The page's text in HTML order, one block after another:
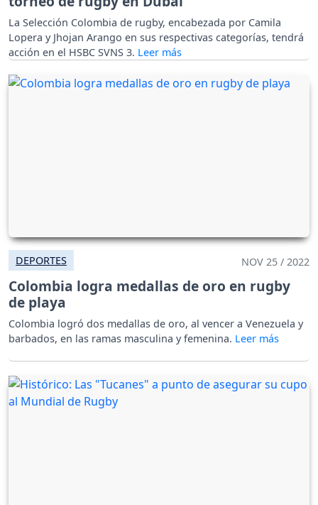
La Selección Colombia de rugby, encabezada por Camila
Lopera y Jhojan Arango en sus respectivas categorías, tendrá
acción en el HSBC SVNS 3.
DEPORTES NOV 25 / 2022
Colombia logra medallas de oro en rugby
de playa
Colombia logró dos medallas de oro, al vencer a Venezuela y
barbados, en las ramas masculina y femenina.